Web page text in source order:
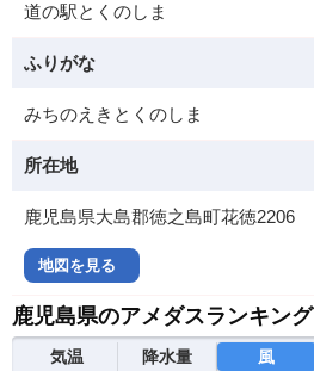
道の駅とくのしま
ふりがな
みちのえきとくのしま
所在地
鹿児島県大島郡徳之島町花徳2206
地図を見る
鹿児島県のアメダスランキング
気温 降水量 風